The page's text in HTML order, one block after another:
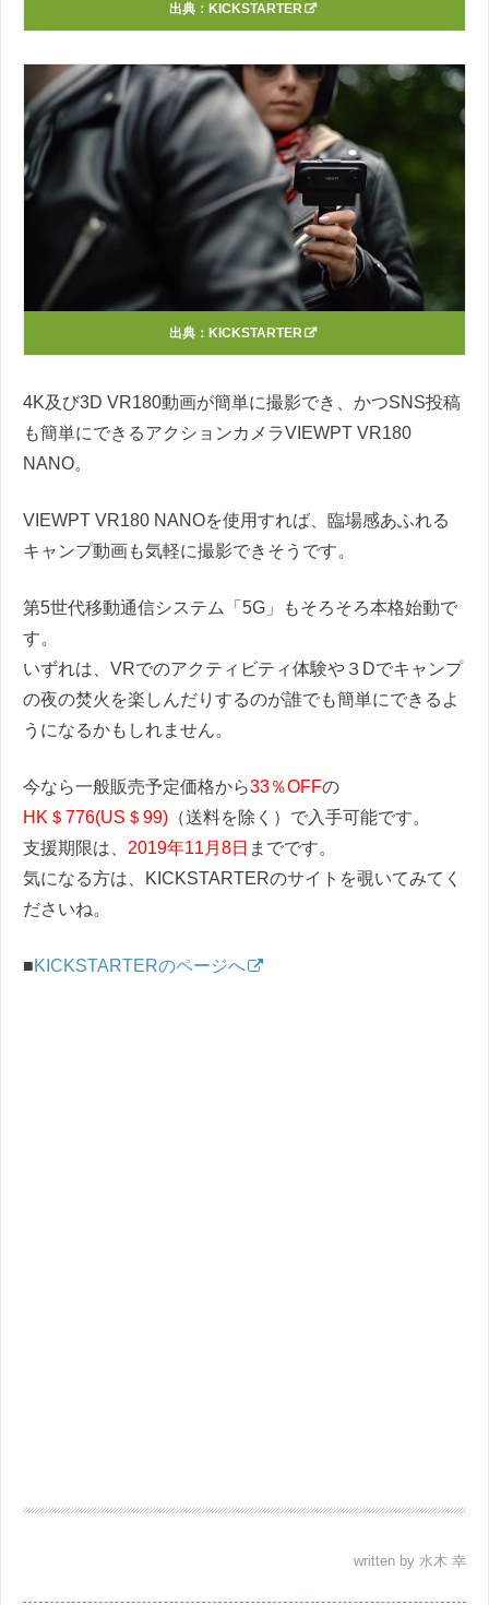
出典： KICKSTARTER
出典： KICKSTARTER
4K及び3D VR180動画が簡単に撮影でき、かつSNS投稿
も簡単にできるアクションカメラVIEWPT VR180
NANO。
VIEWPT VR180 NANOを使用すれば、臨場感あふれる
キャンプ動画も気軽に撮影できそうです。
第5世代移動通信システム「5G」もそろそろ本格始動で
す。
いずれは、VRでのアクティビティ体験や３Dでキャンプ
の夜の焚火を楽しんだりするのが誰でも簡単にできるよ
うになるかもしれません。
今なら一般販売予定価格から33％OFFの
HK＄776(US＄99) （送料を除く）で入手可能です。
支援期限は、 2019年11月8日 までです。
気になる方は、KICKSTARTERのサイトを覗いてみてく
ださいね。
■KICKSTARTERのページへ
written by 水木 幸